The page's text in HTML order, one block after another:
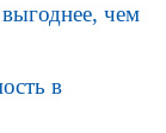
чем
в